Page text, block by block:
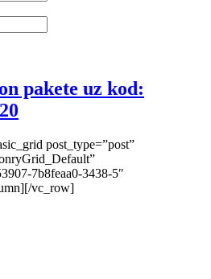
pakete uz kod:
post_type=”post”
7b8feaa0-3438-5″
vc_row]